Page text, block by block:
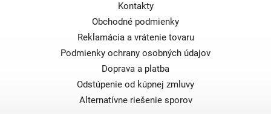
Kontakty
Obchodné podmienky
Reklamácia a vrátenie tovaru
Podmienky ochrany osobných údajov
Doprava a platba
Odstúpenie od kúpnej zmluvy
Alternatívne riešenie sporov